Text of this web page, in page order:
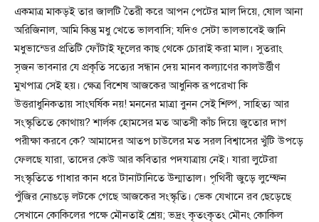
একমাত্র মাকড়ই তার জালটি তৈরী করে আপন পেটের মাল দিয়ে, ষোল আনা
অরিজিনাল, আমি কিন্তু মধু খেতে ভালবাসি; যদিও সেটা ভালভাবেই জানি
মধুভান্ডের প্রতিটি ফোঁটাই ফুলের কাছ থেকে চোরাই করা মাল। সুতরাং
সৃজন ভাবনার যে প্রকৃতি সত্যের সন্ধান দেয় মানব কল্যাণের কালউর্ত্তীণ
মুখপাত্র সেই হয়। ক্ষেত্র বিশেষ আজকের আধুনিক রূপরেখা কি
উত্তরাধুনিকতায় সাংঘর্ষিক নয়! মননের মাত্রা বুনন সেই শিল্প, সাহিত্য আর
সংস্কৃতিতে কোথায়? শার্লক হোমসের মত আতসী কাঁচ দিয়ে জুতোর দাগ
পরীক্ষা করবে কে? আমাদের আতপ চাউলের মত সরল বিশ্বাসের খুঁটি উপড়ে
ফেলছে যারা, তাদের কেউ আর কবিতার পদযাত্রায় নেই। যারা লুটেরা
সংস্কৃতিতে গাধার কান ধরে টানাটানিতে উন্মাতাল। পৃথিবী জুড়ে লুম্ফেন
পুঁজির নোঙড়ে লটকে গেছে আজকের সংস্কৃতি। ভেক যেখানে রব ছেড়েছে
সেখানে কোকিলের পক্ষে মৌনতাই শ্রেয়; ভদ্রং কৃতংকৃতং মৌনং কোকিল